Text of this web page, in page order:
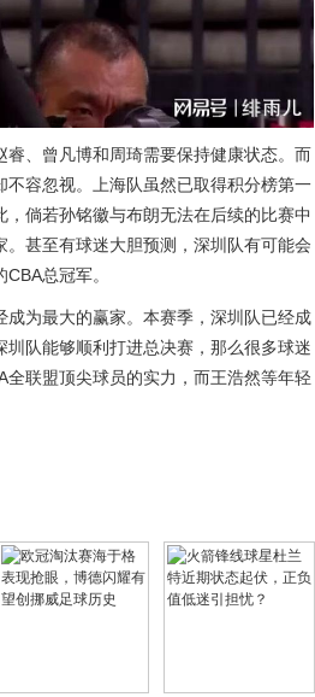
、曾凡博和周琦需要保持健康状态。而
容忽视。上海队虽然已取得积分榜第一
倘若孙铭徽与布朗无法在后续的比赛中
甚至有球迷大胆预测，深圳队有可能会
总冠军。
为最大的赢家。本赛季，深圳队已经成
队能够顺利打进总决赛，那么很多球迷
联盟顶尖球员的实力，而王浩然等年轻